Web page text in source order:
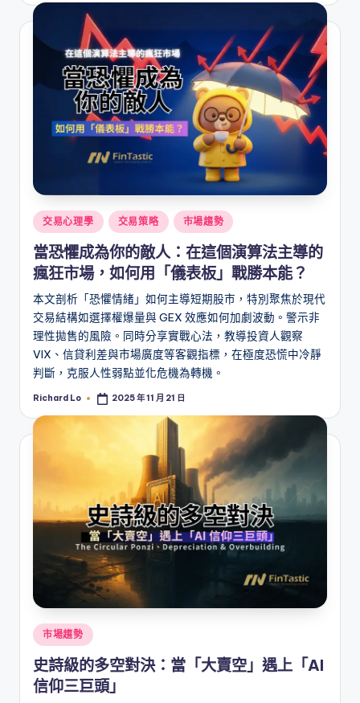
Posted
in
交易心理學 交易策略 市場趨勢
當恐懼成為你的敵人：在這個演算法主導的
瘋狂市場，如何用「儀表板」戰勝本能？
本文剖析「恐懼情緒」如何主導短期股市，特別聚焦於現代
交易結構如選擇權爆量與 GEX 效應如何加劇波動。警示非
理性拋售的風險。同時分享實戰心法，教導投資人觀察
VIX、信貸利差與市場廣度等客觀指標，在極度恐慌中冷靜
判斷，克服人性弱點並化危機為轉機。
Posted
Richard Lo 2025 年 11 月 21 日
Posted
in
市場趨勢
史詩級的多空對決：當「大賣空」遇上「AI
信仰三巨頭」